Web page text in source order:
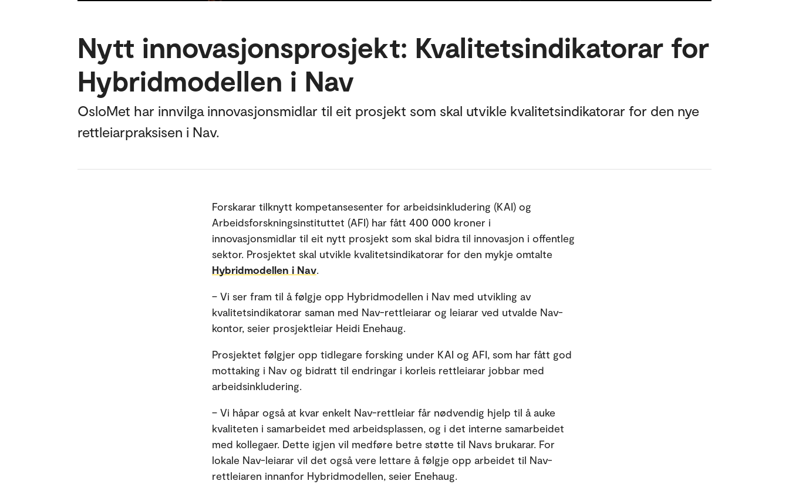
Nytt innovasjonsprosjekt: Kvalitetsindikatorar for
Hybridmodellen i Nav
OsloMet har innvilga innovasjonsmidlar til eit prosjekt som skal utvikle kvalitetsindikatorar for den nye
rettleiarpraksisen i Nav.
Forskarar tilknytt kompetansesenter for arbeidsinkludering (KAI) og
Arbeidsforskningsinstituttet (AFI) har fått 400 000 kroner i
innovasjonsmidlar til eit nytt prosjekt som skal bidra til innovasjon i offentleg
sektor. Prosjektet skal utvikle kvalitetsindikatorar for den mykje omtalte
Hybridmodellen i Nav.
– Vi ser fram til å følgje opp Hybridmodellen i Nav med utvikling av
kvalitetsindikatorar saman med Nav-rettleiarar og leiarar ved utvalde Nav-
kontor, seier prosjektleiar Heidi Enehaug.
Prosjektet følgjer opp tidlegare forsking under KAI og AFI, som har fått god
mottaking i Nav og bidratt til endringar i korleis rettleiarar jobbar med
arbeidsinkludering.
– Vi håpar også at kvar enkelt Nav-rettleiar får nødvendig hjelp til å auke
kvaliteten i samarbeidet med arbeidsplassen, og i det interne samarbeidet
med kollegaer. Dette igjen vil medføre betre støtte til Navs brukarar. For
lokale Nav-leiarar vil det også vere lettare å følgje opp arbeidet til Nav-
rettleiaren innanfor Hybridmodellen, seier Enehaug.